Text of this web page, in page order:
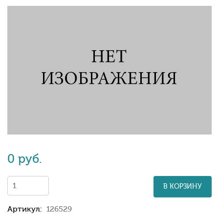
0 руб.
В КОРЗИНУ
Артикул: 126529